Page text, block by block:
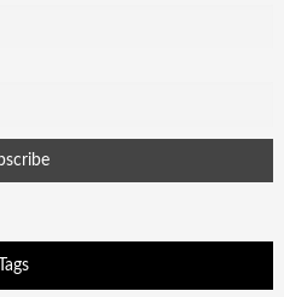
Tags